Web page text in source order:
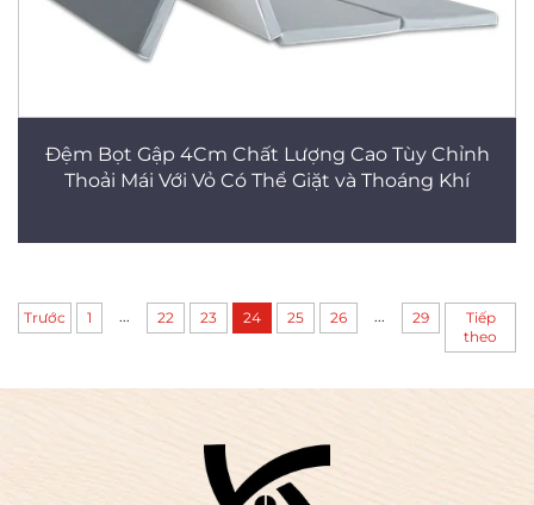
Đệm Bọt Gập 4Cm Chất Lượng Cao Tùy Chỉnh
Thoải Mái Với Vỏ Có Thể Giặt và Thoáng Khí
Trước 1 ... 22 23 24 25 26 ... 29
Tiếp
theo